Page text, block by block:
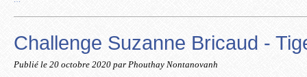
Challenge Suzanne Bricaud -
Publié le 20 octobre 2020 par Phouthay Nontanovanh